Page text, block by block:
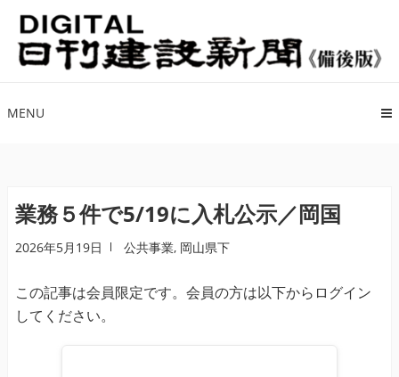
ナ
ビ
ゲ
シ
ス
キ
ッ
コ
ン
テ
ツ
ッ
プ
MENU
業務５件で5/19に入札公示／岡国
2026年5月19日 公共事業, 岡山県下
この記事は会員限定です。会員の方は以下からログイン
してください。